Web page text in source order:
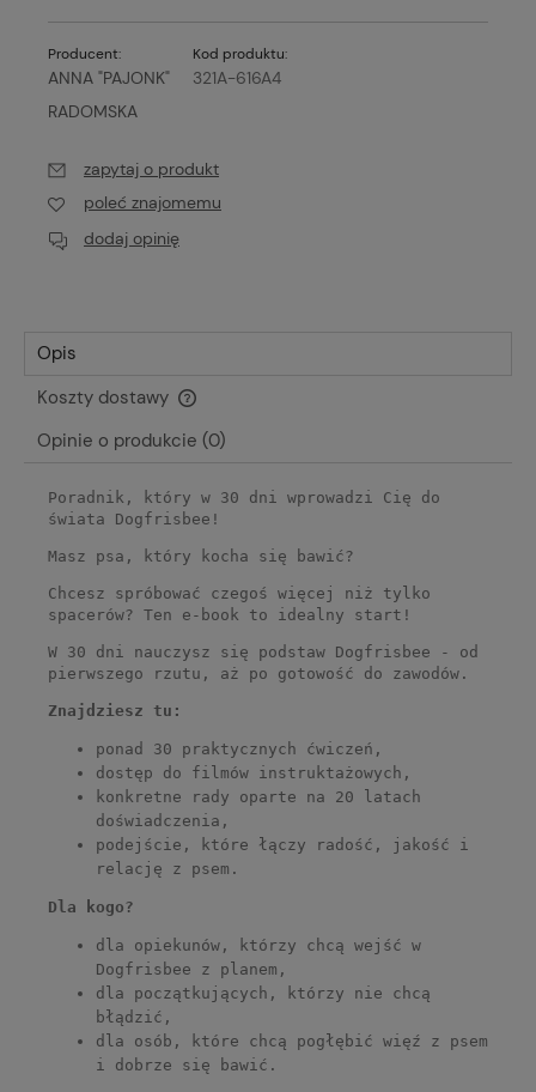
Producent:
ANNA "PAJONK"
RADOMSKA
Kod produktu:
321A-616A4
zapytaj o produkt
poleć znajomemu
dodaj opinię
Opis
Koszty dostawy
Cena nie zawiera ewentualnych kosztów płatności
Opinie o produkcie (0)
Poradnik, który w 30 dni wprowadzi Cię do
świata Dogfrisbee!
Masz psa, który kocha się bawić?
Chcesz spróbować czegoś więcej niż tylko
spacerów? Ten e-book to idealny start!
W 30 dni nauczysz się podstaw Dogfrisbee - od
pierwszego rzutu, aż po gotowość do zawodów.
Znajdziesz tu:
ponad 30 praktycznych ćwiczeń,
dostęp do filmów instruktażowych,
konkretne rady oparte na 20 latach
doświadczenia,
podejście, które łączy radość, jakość i
relację z psem.
Dla kogo?
dla opiekunów, którzy chcą wejść w
Dogfrisbee z planem,
dla początkujących, którzy nie chcą
błądzić,
dla osób, które chcą pogłębić więź z psem
i dobrze się bawić.